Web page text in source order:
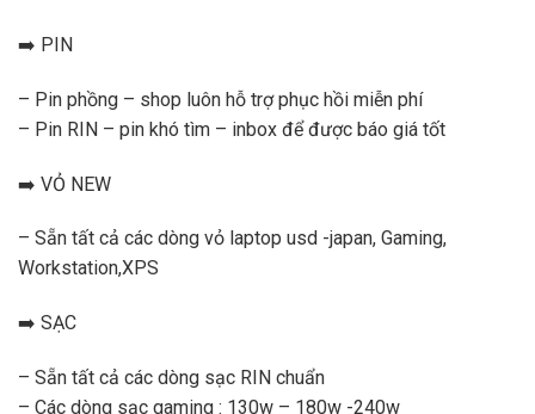
➡️ PIN
– Pin phồng – shop luôn hỗ trợ phục hồi miễn phí
– Pin RIN – pin khó tìm – inbox để được báo giá tốt
➡️ VỎ NEW
– Sẵn tất cả các dòng vỏ laptop usd -japan, Gaming,
Workstation,XPS
➡️ SẠC
– Sẵn tất cả các dòng sạc RIN chuẩn
– Các dòng sạc gaming : 130w – 180w -240w